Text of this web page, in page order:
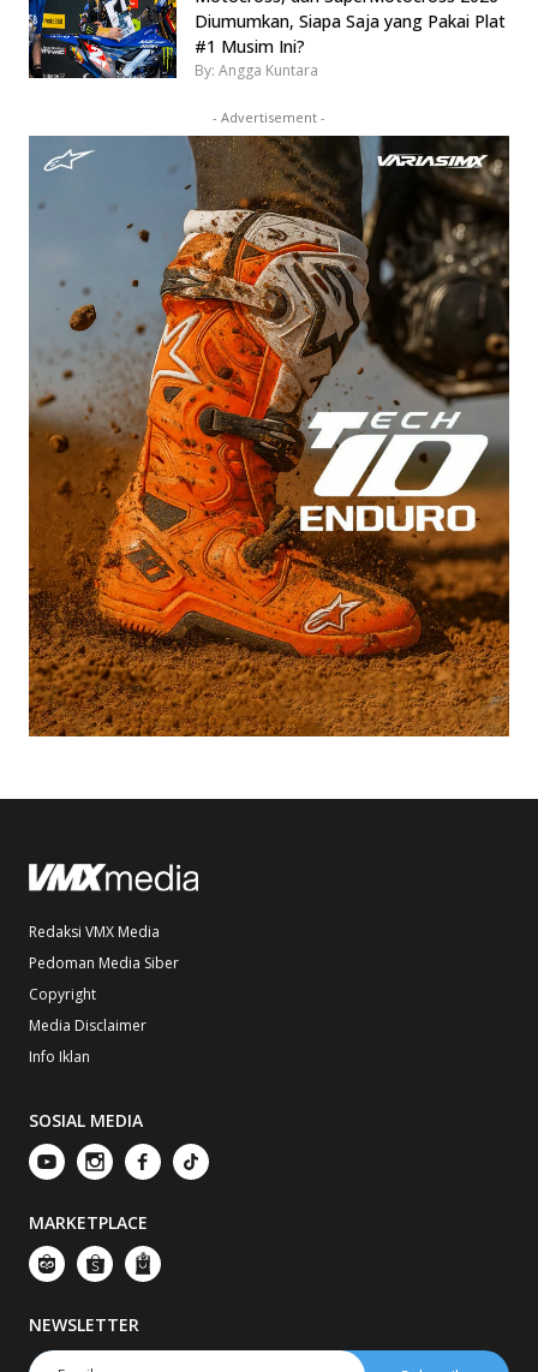
Diumumkan, Siapa Saja yang Pakai Plat
#1 Musim Ini?
By: Angga Kuntara
- Advertisement -
Redaksi VMX Media
Pedoman Media Siber
Copyright
Media Disclaimer
Info Iklan
SOSIAL MEDIA
MARKETPLACE
NEWSLETTER